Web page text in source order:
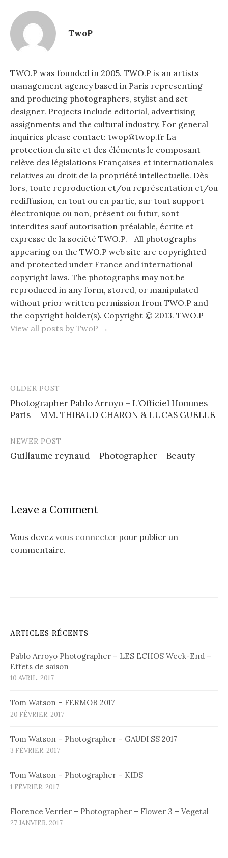
TwoP
TWO.P was founded in 2005. TWO.P is an artists
management agency based in Paris representing
and producing photographers, stylist and set
designer. Projects include editorial, advertising
assignments and the cultural industry. For general
inquiries please contact: twop@twop.fr La
protection du site et des éléments le composant
relève des législations Françaises et internationales
relatives au droit de la propriété intellectuelle. Dès
lors, toute reproduction et/ou représentation et/ou
rediffusion, en tout ou en partie, sur tout support
électronique ou non, présent ou futur, sont
interdites sauf autorisation préalable, écrite et
expresse de la société TWO.P. All photographs
appearing on the TWO.P web site are copyrighted
and protected under France and international
copyright laws. The photographs may not be
reproduced in any form, stored, or manipulated
without prior written permission from TWO.P and
the copyright holder(s). Copyright © 2013. TWO.P
View all posts by TwoP →
Post
navigation
OLDER POST
Photographer Pablo Arroyo – L’Officiel Hommes
Paris – MM. THIBAUD CHARON & LUCAS GUELLE
NEWER POST
Guillaume reynaud – Photographer – Beauty
Leave a Comment
Vous devez vous connecter pour publier un
commentaire.
ARTICLES RÉCENTS
Pablo Arroyo Photographer – LES ECHOS Week-End –
Effets de saison
10 AVRIL. 2017
Tom Watson – FERMOB 2017
20 FÉVRIER. 2017
Tom Watson – Photographer – GAUDI SS 2017
3 FÉVRIER. 2017
Tom Watson – Photographer – KIDS
1 FÉVRIER. 2017
Florence Verrier – Photographer – Flower 3 – Vegetal
27 JANVIER. 2017